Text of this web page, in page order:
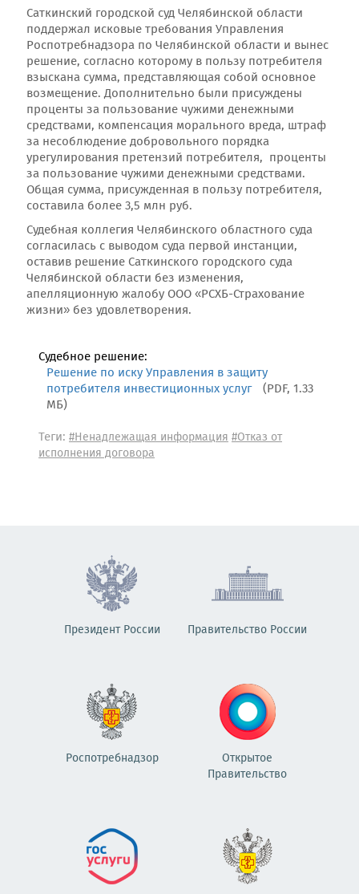
Саткинский городской суд Челябинской области
поддержал исковые требования Управления
Роспотребнадзора по Челябинской области и вынес
решение, согласно которому в пользу потребителя
взыскана сумма, представляющая собой основное
возмещение. Дополнительно были присуждены
проценты за пользование чужими денежными
средствами, компенсация морального вреда, штраф
за несоблюдение добровольного порядка
урегулирования претензий потребителя, проценты
за пользование чужими денежными средствами.
Общая сумма, присужденная в пользу потребителя,
составила более 3,5 млн руб.
Судебная коллегия Челябинского областного суда
согласилась с выводом суда первой инстанции,
оставив решение Саткинского городского суда
Челябинской области без изменения,
апелляционную жалобу ООО «РСХБ-Страхование
жизни» без удовлетворения.
Судебное решение:
Решение по иску Управления в защиту
потребителя инвестиционных услуг (PDF, 1.33
МБ)
Теги: #Ненадлежащая информация#Отказ от
исполнения договора
Президент России Правительство России
Роспотребнадзор
Открытое
Правительство